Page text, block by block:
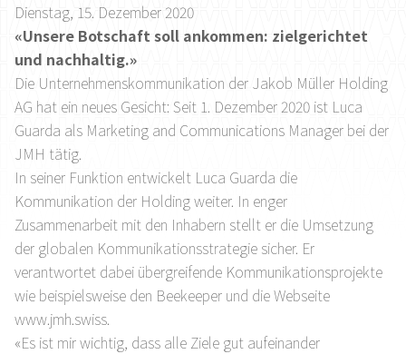
Dienstag, 15. Dezember 2020
«Unsere Botschaft soll ankommen: zielgerichtet
und nachhaltig.»
Die Unternehmenskommunikation der Jakob Müller Holding
AG hat ein neues Gesicht: Seit 1. Dezember 2020 ist Luca
Guarda als Marketing and Communications Manager bei der
JMH tätig.
In seiner Funktion entwickelt Luca Guarda die
Kommunikation der Holding weiter. In enger
Zusammenarbeit mit den Inhabern stellt er die Umsetzung
der globalen Kommunikationsstrategie sicher. Er
verantwortet dabei übergreifende Kommunikationsprojekte
wie beispielsweise den Beekeeper und die Webseite
www.jmh.swiss.
«Es ist mir wichtig, dass alle Ziele gut aufeinander